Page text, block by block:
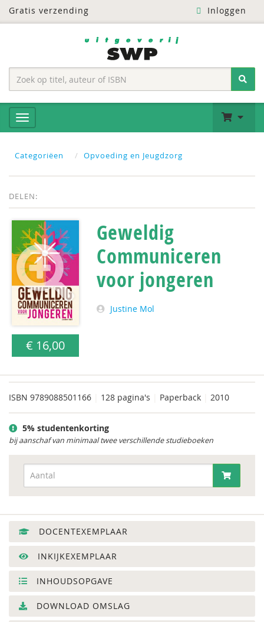
Gratis verzending Inloggen
Categoriëen Opvoeding en Jeugdzorg
DELEN:
€ 16,00
Geweldig
Communiceren
voor jongeren
Justine Mol
ISBN 9789088501166 128 pagina's Paperback 2010
5% studentenkorting
bij aanschaf van minimaal twee verschillende studieboeken
DOCENTEXEMPLAAR
INKIJKEXEMPLAAR
INHOUDSOPGAVE
DOWNLOAD OMSLAG